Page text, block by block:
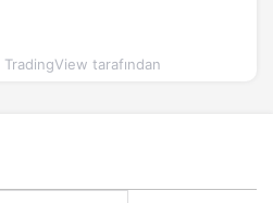
TradingView tarafından